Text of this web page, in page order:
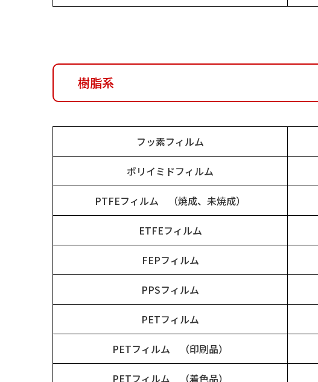
樹脂系
フッ素フィルム
ポリイミドフィルム
PTFEフィルム （焼成、未焼成）
ETFEフィルム
FEPフィルム
PPSフィルム
PETフィルム
PETフィルム （印刷品）
PETフィルム （着色品）